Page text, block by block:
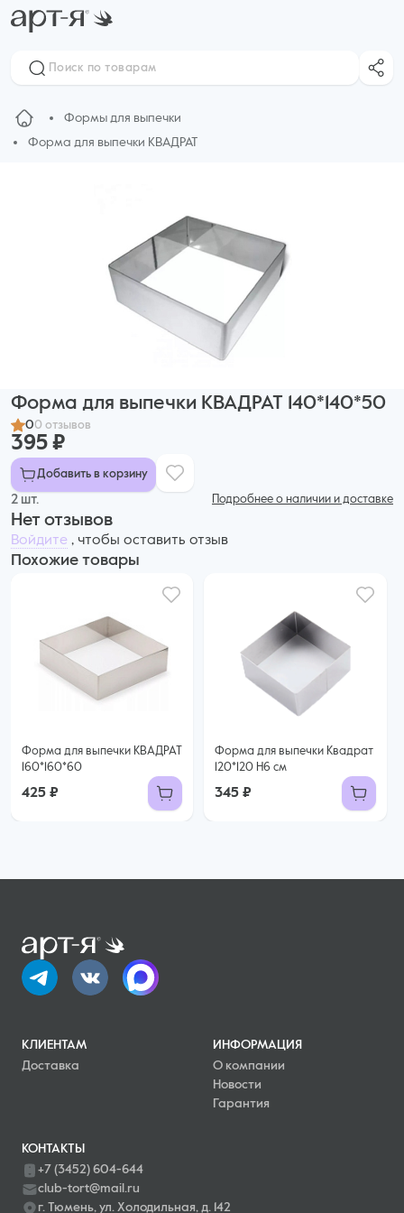
Формы для выпечки
Форма для выпечки КВАДРАТ
Форма для выпечки КВАДРАТ 140*140*50
00 отзывов
395 ₽
Добавить в корзину
2 шт. Подробнее о наличии и доставке
Нет отзывов
Войдите , чтобы оставить отзыв
Похожие товары
Форма для выпечки КВАДРАТ
160*160*60
425 ₽
Форма для выпечки Квадрат
120*120 H6 см
345 ₽
КЛИЕНТАМ
Доставка
ИНФОРМАЦИЯ
О компании
Новости
Гарантия
КОНТАКТЫ
+7 (3452) 604-644
club-tort@mail.ru
г. Тюмень, ул. Холодильная, д. 142